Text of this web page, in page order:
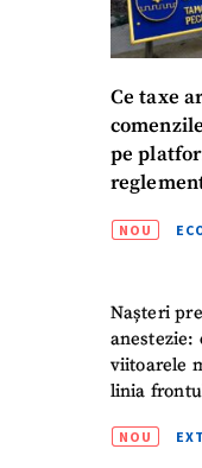
Ce taxe
pe
NOU
Nașteri
anestezie:
viitoarele
linia
NOU
+ Emailul meu
+ Telefon personal